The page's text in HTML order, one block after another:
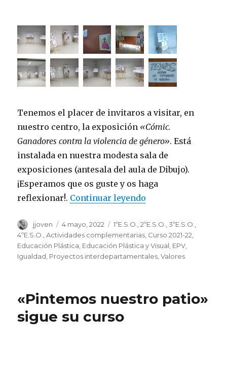
Tenemos el placer de invitaros a visitar, en
nuestro centro, la exposición «Cómic.
Ganadores contra la violencia de género». Está
instalada en nuestra modesta sala de
exposiciones (antesala del aula de Dibujo).
¡Esperamos que os guste y os haga
reflexionar!. Continuar leyendo
Autor
jjoven
Publicado
el
4 mayo, 2022 Categorías
1ºE.S.O. ,2ºE.S.O. ,3ºE.S.O.
4ºE.S.O.
,Actividades complementarias Curso 2021-22
Educación Plástica Educación Plástica y Visual EPV
Igualdad Proyectos interdepartamentales ,Valores
«Pintemos nuestro patio»
sigue su curso